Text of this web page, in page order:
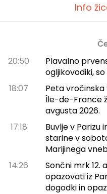
Info
20:50
Plavalno
ogljikovodiki,
18:07
Peta vročinska
Île-de-France
avgusta 2026.
17:18
Buvlje v Parizu
starine v
Marijinega
14:26
Sončni mrk 12.
opazovati iz
dogodki in